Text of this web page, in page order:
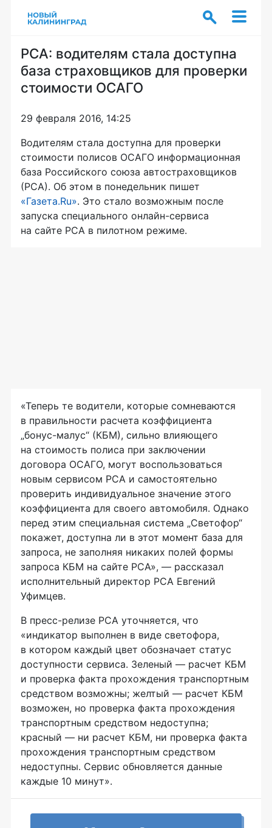
РСА: водителям стала доступна
база страховщиков для проверки
стоимости ОСАГО
29 февраля 2016, 14:25
Водителям стала доступна для проверки
стоимости полисов ОСАГО информационная
база Российского союза автостраховщиков
(РСА). Об этом в понедельник пишет
«Газета.Ru». Это стало возможным после
запуска специального онлайн-сервиса
на сайте РСА в пилотном режиме.
«Теперь те водители, которые сомневаются
в правильности расчета коэффициента
„бонус-малус“ (КБМ), сильно влияющего
на стоимость полиса при заключении
договора ОСАГО, могут воспользоваться
новым сервисом РСА и самостоятельно
проверить индивидуальное значение этого
коэффициента для своего автомобиля. Однако
перед этим специальная система „Светофор“
покажет, доступна ли в этот момент база для
запроса, не заполняя никаких полей формы
запроса КБМ на сайте РСА», — рассказал
исполнительный директор РСА Евгений
Уфимцев.
В пресс-релизе РСА уточняется, что
«индикатор выполнен в виде светофора,
в котором каждый цвет обозначает статус
доступности сервиса. Зеленый — расчет КБМ
и проверка факта прохождения транспортным
средством возможны; желтый — расчет КБМ
возможен, но проверка факта прохождения
транспортным средством недоступна;
красный — ни расчет КБМ, ни проверка факта
прохождения транспортным средством
недоступны. Сервис обновляется данные
каждые 10 минут».